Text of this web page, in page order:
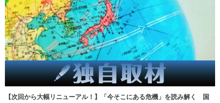
【次回から大幅リニューアル！】「今そこにある危機」を読み解く 国